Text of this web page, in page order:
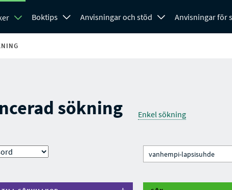
Boktips Anvisningar och stöd Anvisningar för
sökning Enkel sökning